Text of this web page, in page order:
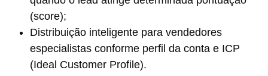
(score);
Distribuição inteligente para vendedores
especialistas conforme perfil da conta e ICP
(Ideal Customer Profile).